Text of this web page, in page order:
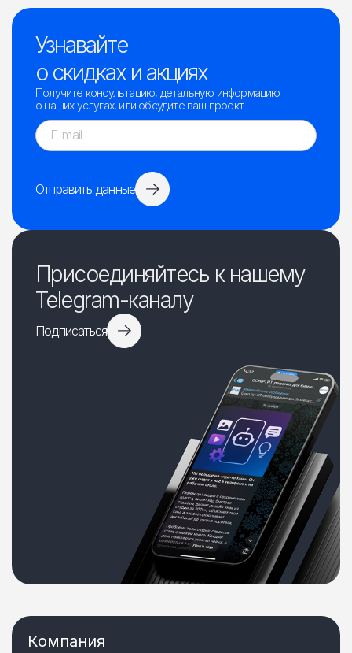
Узнавайте
о скидках и акциях
Получите консультацию, детальную информацию
о наших услугах, или обсудите ваш проект
Отправить данные
Присоединяйтесь к нашему
Telegram-каналу
Подписаться
Компания